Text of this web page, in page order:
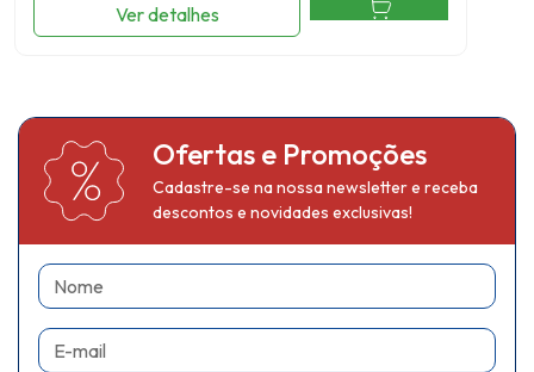
Ver detalhes
Ofertas e Promoções
Cadastre-se na nossa newsletter e receba
descontos e novidades exclusivas!
Nome
E-mail